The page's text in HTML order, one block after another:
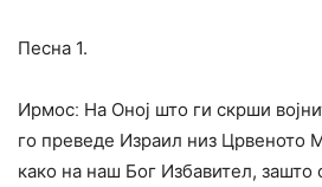
Песна 1.
Ирмосː На Оној што ги скрши
го преведе Израил низ Црвеното
како на наш Бог Избавител, зашто